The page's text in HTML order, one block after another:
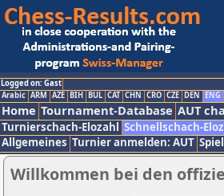
Logged on: Gast
Arabic ARM AZE BIH BUL CAT CHN CRO CZE DEN ENG
Home Tournament-Database AUT
Turnierschach-Elozahl Schnellschach-
Allgemeines Turnier anmelden: AUT
Willkommen bei den